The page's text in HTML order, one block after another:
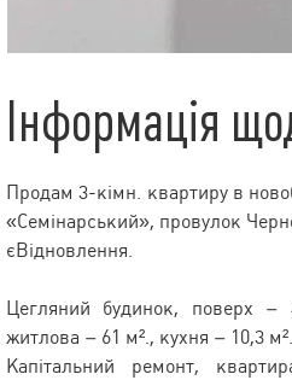
Інформація
Продам 3-кімн. квартиру в
«Семінарський», провулок
єВідновлення.
Цегляний будинок, поверх
житлова – 61 м²., кухня – 10,3
Капітальний ремонт,